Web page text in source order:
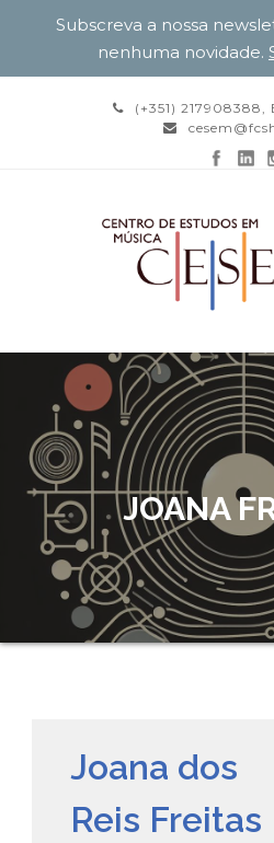
(+351)
JOANA
Joana dos
Reis Freitas
Subscreva a nossa
nenhuma novidade.